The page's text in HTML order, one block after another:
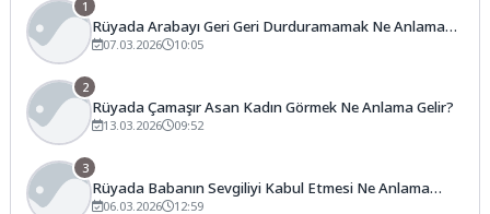
1
Rüyada Arabayı Geri Geri Durduramamak Ne Anlama
Gelir?
07.03.2026 10:05
2
Rüyada Çamaşır Asan Kadın Görmek Ne Anlama Gelir?
13.03.2026 09:52
3
Rüyada Babanın Sevgiliyi Kabul Etmesi Ne Anlama
Gelir?
06.03.2026 12:59